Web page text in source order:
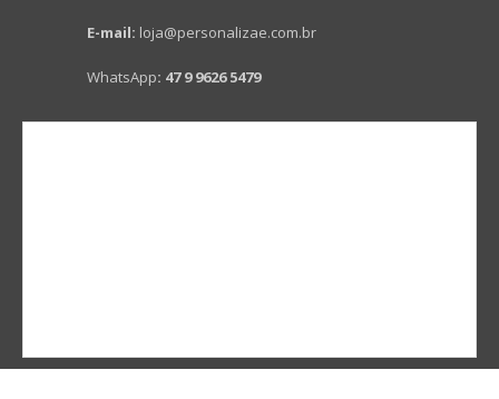
E-mail: loja@personalizae.com.br
WhatsApp: 47 9 9626 5479